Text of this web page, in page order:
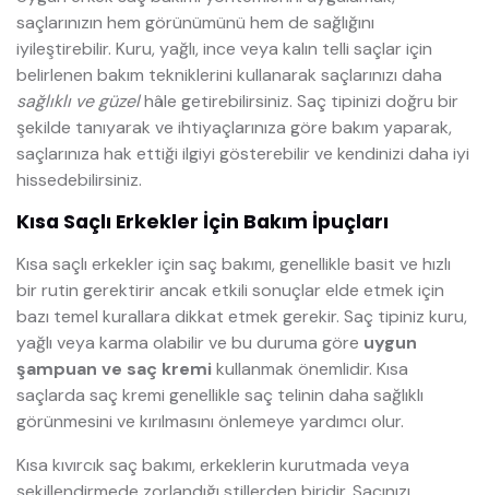
saçlarınızın hem görünümünü hem de sağlığını
iyileştirebilir. Kuru, yağlı, ince veya kalın telli saçlar için
belirlenen bakım tekniklerini kullanarak saçlarınızı daha
sağlıklı ve güzelhâle getirebilirsiniz. Saç tipinizi doğru bir
şekilde tanıyarak ve ihtiyaçlarınıza göre bakım yaparak,
saçlarınıza hak ettiği ilgiyi gösterebilir ve kendinizi daha iyi
hissedebilirsiniz.
Kısa Saçlı Erkekler İçin Bakım İpuçları
Kısa saçlı erkekler için saç bakımı, genellikle basit ve hızlı
bir rutin gerektirir ancak etkili sonuçlar elde etmek için
bazı temel kurallara dikkat etmek gerekir. Saç tipiniz kuru,
yağlı veya karma olabilir ve bu duruma göre uygun
şampuan ve saç kremikullanmak önemlidir. Kısa
saçlarda saç kremi genellikle saç telinin daha sağlıklı
görünmesini ve kırılmasını önlemeye yardımcı olur.
Kısa kıvırcık saç bakımı, erkeklerin kurutmada veya